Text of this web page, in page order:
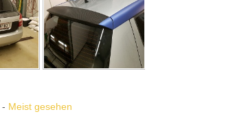
- Meist gesehen